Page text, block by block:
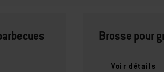
Brosse pour
Voir détails